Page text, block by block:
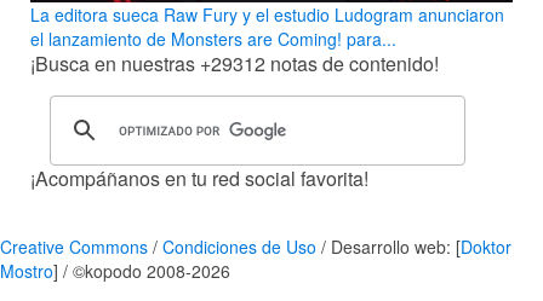
La editora sueca Raw Fury y el estudio Ludogram anunciaron
el lanzamiento de Monsters are Coming! para...
¡Busca en nuestras +29312 notas de contenido!
¡Acompáñanos en tu red social favorita!
Creative Commons / Condiciones de Uso / Desarrollo web: [Doktor
Mostro] / ©kopodo 2008-2026